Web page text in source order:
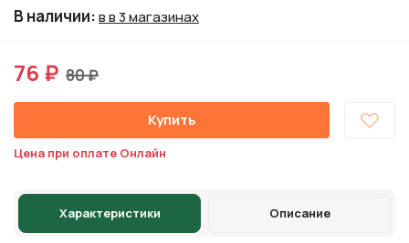
В наличии:в в 3 магазинах
76 ₽ 80 ₽
Купить
Цена при оплате Онлайн
Характеристики Описание